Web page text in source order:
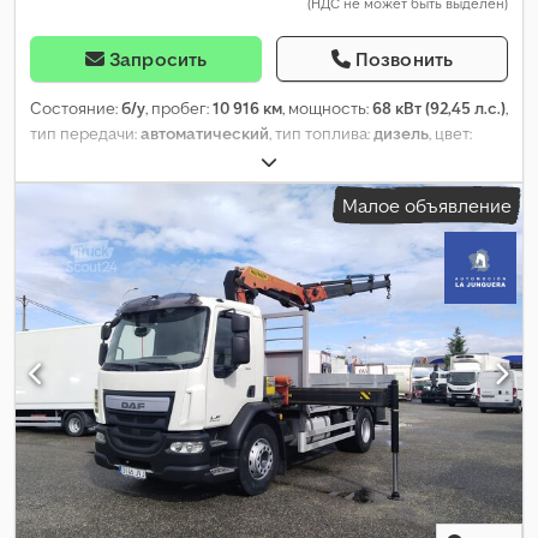
Запросить Позвонить
Состояние:б/у, пробег:10 916 км, мощность:68 кВт (92,45 л.с.),
тип передачи:автоматический, тип топлива:дизель, цвет:
, собственный вес:
максимальная грузоподъёмность:4 500 кг, конфигурация
, первая регистрация:03/1981,
тормоза:другое, Год выпуска:
, кабина
водителя:дневная кабина, Оборудование:
головной щиток,
кабина, полный привод, стандартный ковш,
Малое объявление